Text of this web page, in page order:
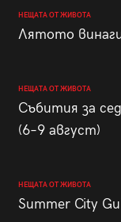
НЕЩАТА ОТ ЖИВОТА
Лятото
НЕЩАТА ОТ ЖИВОТА
Събития за
(6–9 август)
НЕЩАТА ОТ ЖИВОТА
Summer City